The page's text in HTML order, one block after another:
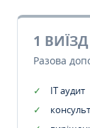
1 ВИЇЗД
Разова
IT аудит